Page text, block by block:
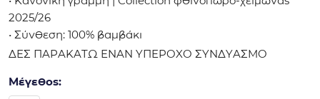
2025/26
• Σύνθεση: 100% βαμβάκι
ΔΕΣ ΠΑΡΑΚΑΤΩ ΕΝΑΝ ΥΠΕΡΟΧΟ ΣΥΝΔΥΑΣΜΟ
Μέγεθος: